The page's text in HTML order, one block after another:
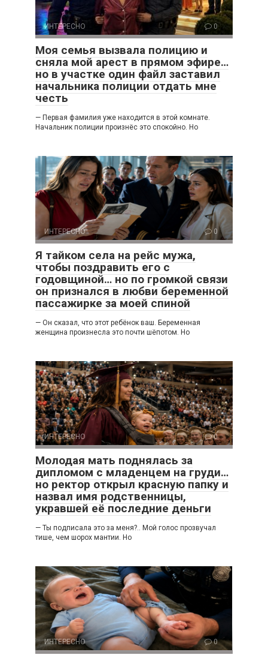
ИНТЕРЕСНО 0
Моя семья вызвала полицию и
сняла мой арест в прямом эфире…
но в участке один файл заставил
начальника полиции отдать мне
честь
— Первая фамилия уже находится в этой комнате.
Начальник полиции произнёс это спокойно. Но
ИНТЕРЕСНО 0
Я тайком села на рейс мужа,
чтобы поздравить его с
годовщиной… но по громкой связи
он признался в любви беременной
пассажирке за моей спиной
— Он сказал, что этот ребёнок ваш. Беременная
женщина произнесла это почти шёпотом. Но
ИНТЕРЕСНО 0
Молодая мать поднялась за
дипломом с младенцем на груди…
но ректор открыл красную папку и
назвал имя родственницы,
укравшей её последние деньги
— Ты подписала это за меня?.. Мой голос прозвучал
тише, чем шорох мантии. Но
ИНТЕРЕСНО 0